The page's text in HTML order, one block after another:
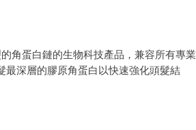
角蛋白鏈的生物科技產品，兼容所有專業
最深層的膠原角蛋白以快速強化頭髮結